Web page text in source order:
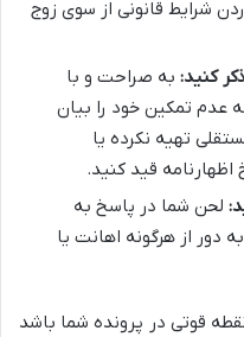
شرایط قانونی از سوی زوج
کنید: به صراحت و با
عدم تمکین خود را بیان
تهیه نکرده یا
قید کنید.
لحن شما در پاسخ به
دور از هرگونه اهانت یا
قوتی در پرونده شما باشد